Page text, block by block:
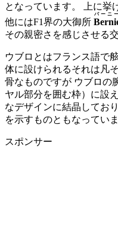
となっています。 上に挙
他にはF1界の大御所
バーニ
その親密さを感じさせる
ウブロとはフランス語で
体に設けられるそれは凡
骨なものですが ウブロの
ヤル部分を囲む枠）に設
なデザインに結晶してお
を示すものともなっていま
スポンサー